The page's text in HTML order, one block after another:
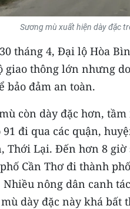
Sương mù xuất hiện dày đặc
tháng 4, Đại lộ Hòa
giao thông lớn nhưng
bảo đảm an toàn.
còn dày đặc hơn,
đi qua các quận,
Thới Lại. Đến hơn 8
Cần Thơ đi thành
nông dân canh
dày đặc này khá bất